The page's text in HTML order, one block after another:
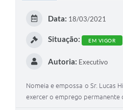
Data: 18/03/2021
Situação: EM VIGOR
Autoria: Executivo
Nomeia e empossa o Sr. Lucas
exercer o emprego permanente